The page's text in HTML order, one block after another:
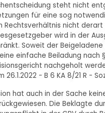
steht nicht
für eine sog
Rechtsverhältnis nicht
wird in der
Soweit der
einfache Beiladung nach
nachgeholt
26.1.2022 - B 6 KA 8/21 R -
hat auch in der Sache
Die Beklagte